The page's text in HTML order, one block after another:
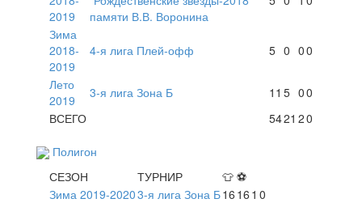
2019
памяти В.В. Воронина
Зима
2018-
2019
4-я лига Плей-офф 5 0 00
Лето
2019
3-я лига Зона Б 11 5 00
ВСЕГО
5421 20
Полигон
СЕЗОН
ТУРНИР 👕 ⚽
Зима 2019-20203-я лига Зона Б16 16 1 0